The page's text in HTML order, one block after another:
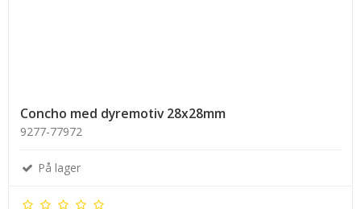
Concho med dyremotiv 28x28mm
9277-77972
På lager